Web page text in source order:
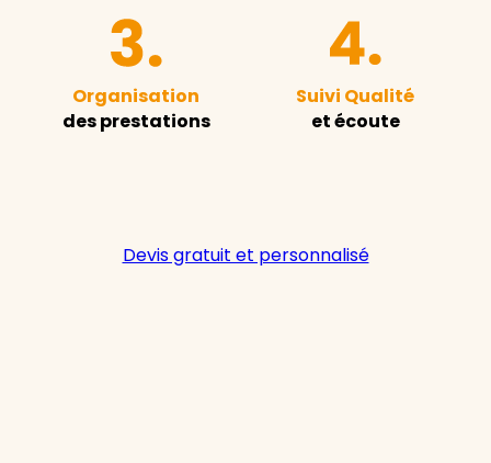
Organisation
des prestations
Suivi Qualité
et écoute
Devis gratuit et personnalisé